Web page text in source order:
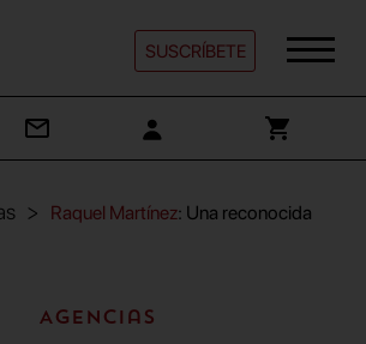
SUSCRÍBETE
Raquel Martínez: Una reconocida
Agencias